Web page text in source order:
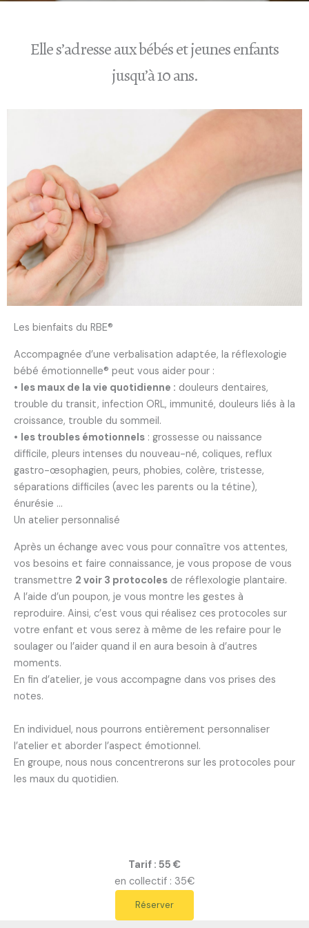
Elle s’adresse aux bébés et jeunes enfants
jusqu’à 10 ans.
Les bienfaits du RBE®
Accompagnée d’une verbalisation adaptée, la réflexologie
bébé émotionnelle® peut vous aider pour :
• les maux de la vie quotidienne : douleurs dentaires,
trouble du transit, infection ORL, immunité, douleurs liés à la
croissance, trouble du sommeil.
• les troubles émotionnels : grossesse ou naissance
difficile, pleurs intenses du nouveau-né, coliques, reflux
gastro-œsophagien, peurs, phobies, colère, tristesse,
séparations difficiles (avec les parents ou la tétine),
énurésie …
Un atelier personnalisé
Après un échange avec vous pour connaître vos attentes,
vos besoins et faire connaissance, je vous propose de vous
transmettre 2 voir 3 protocoles de réflexologie plantaire.
A l’aide d’un poupon, je vous montre les gestes à
reproduire. Ainsi, c’est vous qui réalisez ces protocoles sur
votre enfant et vous serez à même de les refaire pour le
soulager ou l’aider quand il en aura besoin à d’autres
moments.
En fin d’atelier, je vous accompagne dans vos prises des
notes.
En individuel, nous pourrons entièrement personnaliser
l’atelier et aborder l’aspect émotionnel.
En groupe, nous nous concentrerons sur les protocoles pour
les maux du quotidien.
Tarif : 55 €
en collectif : 35€
Réserver